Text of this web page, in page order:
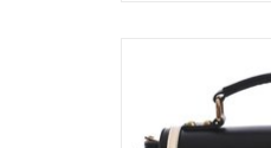
(bxhxd) ca.
TOEVOEGEN